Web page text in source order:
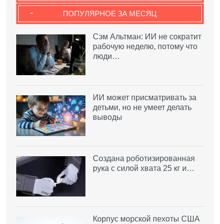
ПОПУЛЯРНОЕ ЗА МЕСЯЦ
-
Сэм Альтман: ИИ не сократит
рабочую неделю, потому что
люди…
ИИ может присматривать за
детьми, но не умеет делать
выводы
Создана роботизированная
рука с силой хвата 25 кг и…
Корпус морской пехоты США